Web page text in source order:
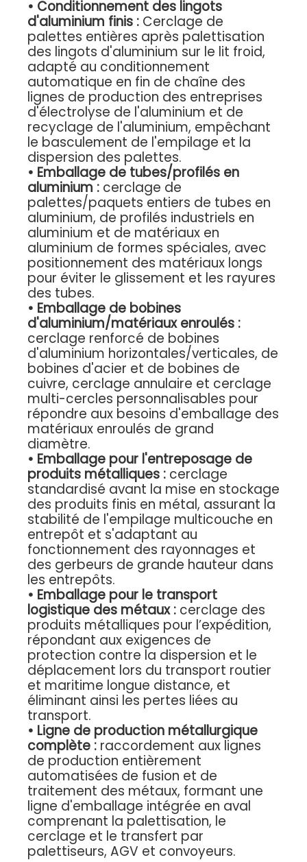
• Conditionnement des lingots
d'aluminium finis : Cerclage de
palettes entières après palettisation
des lingots d'aluminium sur le lit froid,
adapté au conditionnement
automatique en fin de chaîne des
lignes de production des entreprises
d'électrolyse de l'aluminium et de
recyclage de l'aluminium, empêchant
le basculement de l'empilage et la
dispersion des palettes.
• Emballage de tubes/profilés en
aluminium : cerclage de
palettes/paquets entiers de tubes en
aluminium, de profilés industriels en
aluminium et de matériaux en
aluminium de formes spéciales, avec
positionnement des matériaux longs
pour éviter le glissement et les rayures
des tubes.
• Emballage de bobines
d'aluminium/matériaux enroulés :
cerclage renforcé de bobines
d'aluminium horizontales/verticales, de
bobines d'acier et de bobines de
cuivre, cerclage annulaire et cerclage
multi-cercles personnalisables pour
répondre aux besoins d'emballage des
matériaux enroulés de grand
diamètre.
• Emballage pour l'entreposage de
produits métalliques : cerclage
standardisé avant la mise en stockage
des produits finis en métal, assurant la
stabilité de l'empilage multicouche en
entrepôt et s'adaptant au
fonctionnement des rayonnages et
des gerbeurs de grande hauteur dans
les entrepôts.
• Emballage pour le transport
logistique des métaux : cerclage des
produits métalliques pour l’expédition,
répondant aux exigences de
protection contre la dispersion et le
déplacement lors du transport routier
et maritime longue distance, et
éliminant ainsi les pertes liées au
transport.
• Ligne de production métallurgique
complète : raccordement aux lignes
de production entièrement
automatisées de fusion et de
traitement des métaux, formant une
ligne d'emballage intégrée en aval
comprenant la palettisation, le
cerclage et le transfert par
palettiseurs, AGV et convoyeurs.